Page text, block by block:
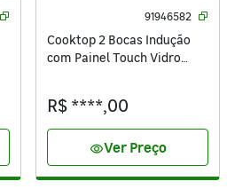
91946582
Cooktop 2 Bocas Indução
com Painel Touch Vidro
R$ ****,00
visibilityVer Preço